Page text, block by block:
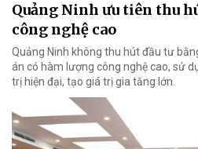
Quảng Ninh ưu tiên thu
công nghệ cao
Quảng Ninh không thu hút đầu tư
án có hàm lượng công nghệ cao, sử
trị hiện đại, tạo giá trị gia tăng lớn.